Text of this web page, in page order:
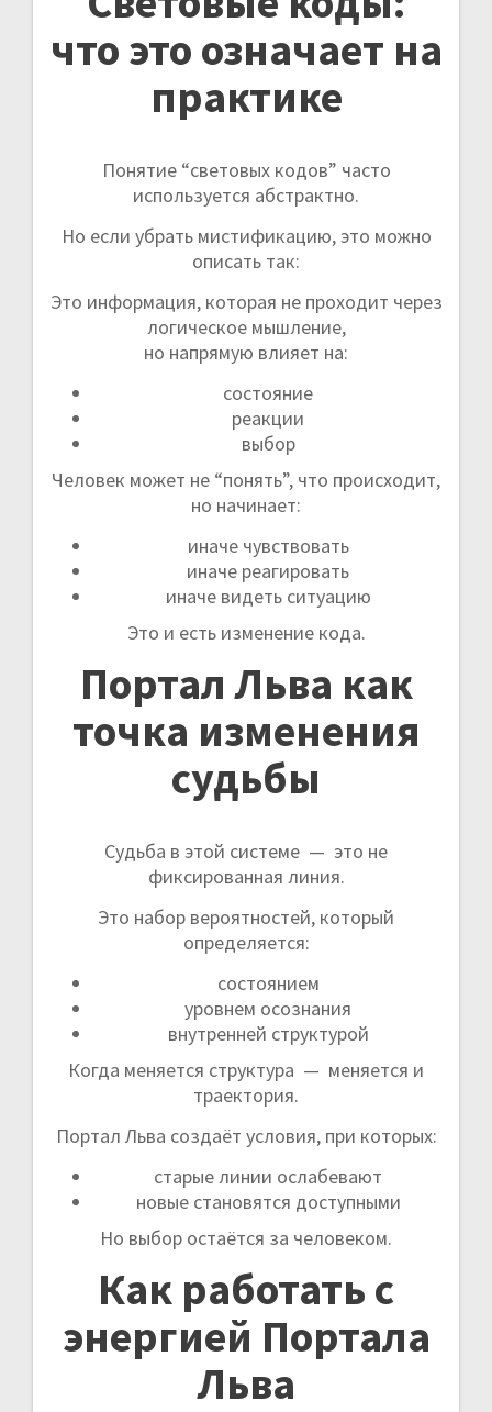
что это означает на
практике
Понятие “световых кодов” часто
используется абстрактно.
Но если убрать мистификацию, это можно
описать так:
Это информация, которая не проходит через
логическое мышление,
но напрямую влияет на:
состояние
реакции
выбор
Человек может не “понять”, что происходит,
но начинает:
иначе чувствовать
иначе реагировать
иначе видеть ситуацию
Это и есть изменение кода.
Портал Льва как
точка изменения
судьбы
Судьба в этой системе — это не
фиксированная линия.
Это набор вероятностей, который
определяется:
состоянием
уровнем осознания
внутренней структурой
Когда меняется структура — меняется и
траектория.
Портал Льва создаёт условия, при которых:
старые линии ослабевают
новые становятся доступными
Но выбор остаётся за человеком.
Как работать с
энергией Портала
Льва